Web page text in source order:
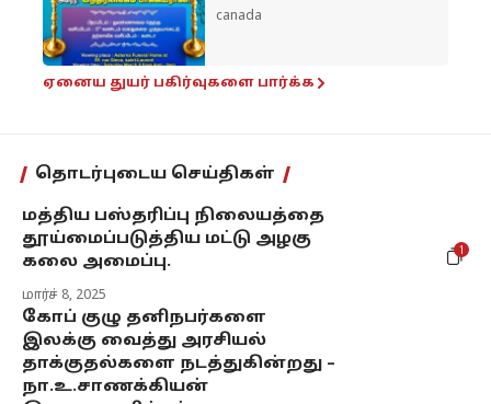
canada
ஏனைய துயர் பகிர்வுகளை பார்க்க
தொடர்புடைய செய்திகள்
1
மத்திய பஸ்தரிப்பு நிலையத்தை
தூய்மைப்படுத்திய மட்டு அழகு
கலை அமைப்பு.
மார்ச் 8, 2025
கோப் குழு தனிநபர்களை
இலக்கு வைத்து அரசியல்
தாக்குதல்களை நடத்துகின்றது –
நா.உ.சாணக்கியன்